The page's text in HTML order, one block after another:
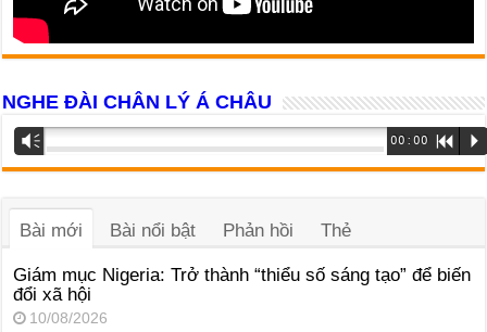
NGHE ĐÀI CHÂN LÝ Á CHÂU
Trình
phát
âm
Vm 00:00 R P
Bài mới Bài nổi bật Phản hồi Thẻ
Giám mục Nigeria: Trở thành “thiểu số sáng tạo” để biến
đổi xã hội
10/08/2026